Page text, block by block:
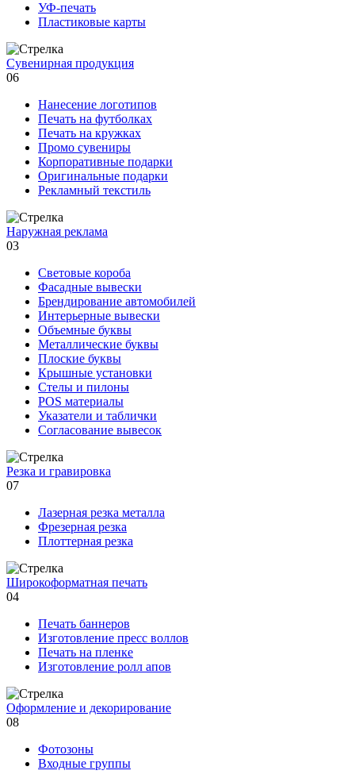
УФ-печать
Пластиковые карты
Сувенирная продукция
06
Нанесение логотипов
Печать на футболках
Печать на кружках
Промо сувениры
Корпоративные подарки
Оригинальные подарки
Рекламный текстиль
Наружная реклама
03
Световые короба
Фасадные вывески
Брендирование автомобилей
Интерьерные вывески
Объемные буквы
Металлические буквы
Плоские буквы
Крышные установки
Стелы и пилоны
POS материалы
Указатели и таблички
Согласование вывесок
Резка и гравировка
07
Лазерная резка металла
Фрезерная резка
Плоттерная резка
Широкоформатная печать
04
Печать баннеров
Изготовление пресс воллов
Печать на пленке
Изготовление ролл апов
Оформление и декорирование
08
Фотозоны
Входные группы